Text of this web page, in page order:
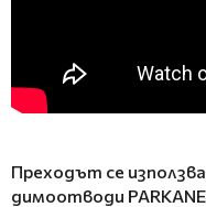
Преходът се
димоотводи